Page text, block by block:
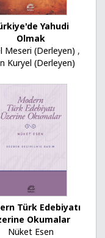
Yahudi
Olmak
Meseri (Derleyen) ,
Kuryel (Derleyen)
Türk Edebiyatı
Okumalar
Nüket Esen